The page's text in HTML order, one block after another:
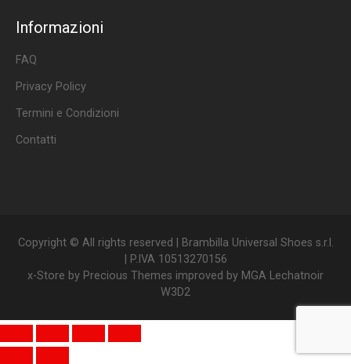
Informazioni
FAQ
Privacy Policy
Termini e Condizioni
Contatti
Copyright © All rights reserved | Brambilla Universal Shoes s.r.l.
| P.IVA 10513270156
x-Store by Precious Themes improved by MGA Lechatnoir
W3D2